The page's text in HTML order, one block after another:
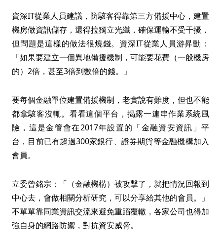
資深IT從業人員建議，防駭客得靠第三方備援中心，建置
機房做資訊儲存，還得拉獨立光纖，確保運輸不受干擾，
但問題是這樣的做法很燒錢。資深IT從業人員游昇勳：
「如果要建立一個異地備援機制，可能要花費（一般機房
的）2倍，甚至3倍到數倍的錢。」
要每個金融單位建置備援機制，老實說有難度，但也不能
都拿駭客沒輒。看看這個平台，揭露一連串作業系統風
險，這是金管會在2017年設置的「金融資安資訊」平
台，目前已有超過300家銀行、證券期貨等金融機構加入
會員。
立委曾銘宗：「（金融機構）被攻擊了，就把情況回報到
中心去，會做相關分析研究，可以分享給其他的會員。」
不單單靠同業資訊交流來避免重蹈覆轍，各家公司也得加
強自身的網路防禦，對抗資安威脅。